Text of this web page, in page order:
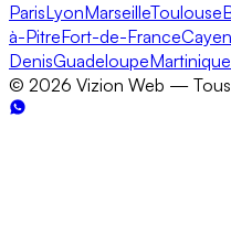
ParisLyonMarseilleToulouse
à-PitreFort-de-France
DenisGuadeloupeMartinique
© 2026 Vizion Web —